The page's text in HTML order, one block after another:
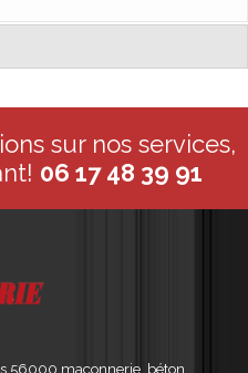
sur nos services,
06 17 48 39 91
56000 maçonnerie, béton